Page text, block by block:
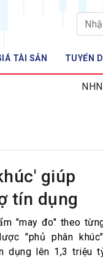
TÀI SẢN TUYỂN
NHNN
giúp
tín dụng
"may đo" theo
"phủ phân
dụng lên 1,3 triệu